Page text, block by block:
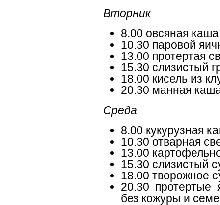
Вторник
8.00 овсяная каша
10.30 паровой
13.00 протертая
15.30 слизистый
18.00 кисель из
20.30 манная
Среда
8.00 кукурузная
10.30 отварная
13.00
15.30 слизистый
18.00 творожное
20.30 протертые
без кожуры и